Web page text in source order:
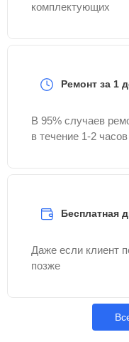
комплектующих
Ремонт за 1
В 95% случаев
в течение 1-2 часов
Бесплатная
Даже если клиент
позже